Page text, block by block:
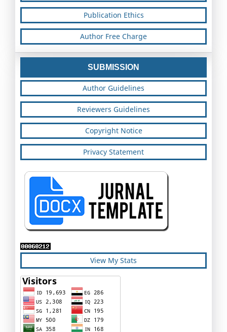
Publication Ethics
Author Free Charge
SUBMISSION
Author Guidelines
Reviewers Guidelines
Copyright Notice
Privacy Statement
View My Stats